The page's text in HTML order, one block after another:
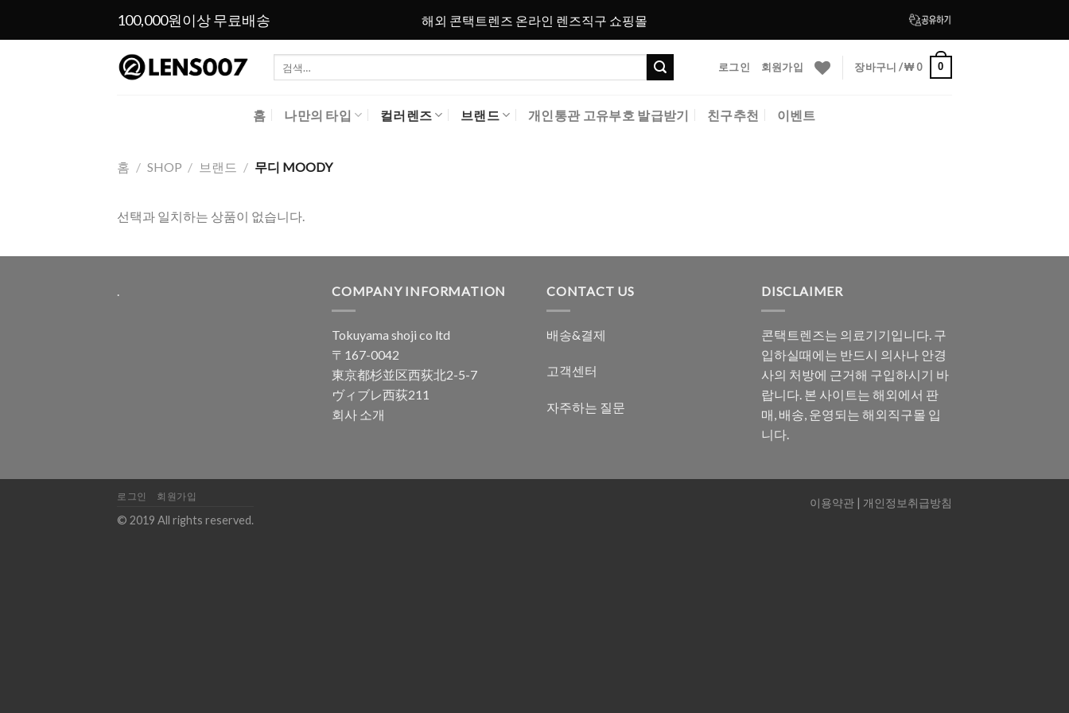
100,000원이상 무료배송 해외 콘택트렌즈 온라인 렌즈직구 쇼핑몰
색:
로그인 회원가입 장바구니 /₩0 0
홈 나만의 타입 컬러렌즈 브랜드 개인통관 고유부호 발급받기 친구추천 이벤트
홈 / SHOP / 브랜드 / 무디 MOODY
선택과 일치하는 상품이 없습니다.
. COMPANY INFORMATION
Tokuyama shoji co ltd
〒167-0042
東京都杉並区西荻北2-5-7
ヴィブレ西荻211
회사 소개
CONTACT US
배송&결제
고객센터
자주하는 질문
DISCLAIMER
콘택트렌즈는 의료기기입니다. 구
입하실때에는 반드시 의사나 안경
사의 처방에 근거해 구입하시기 바
랍니다. 본 사이트는 해외에서 판
매, 배송, 운영되는 해외직구몰 입
니다.
이용약관 | 개인정보취급방침
로그인 회원가입
© 2019 All rights reserved.